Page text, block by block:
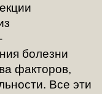
болезни
факторов,
Все эти